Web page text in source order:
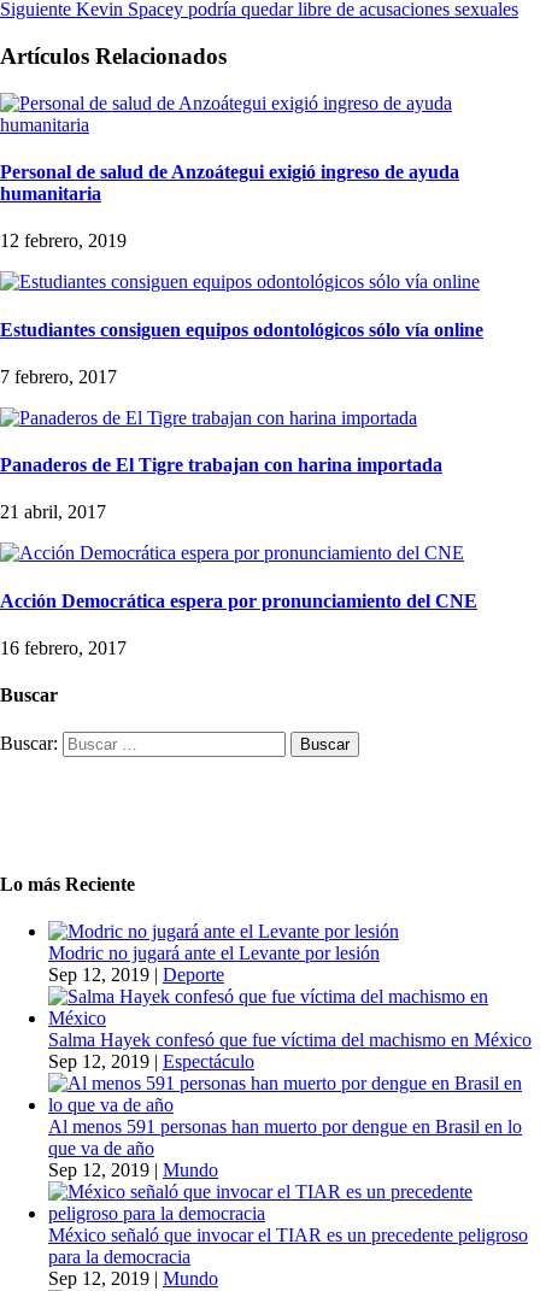
Siguiente Kevin Spacey podría quedar libre de acusaciones sexuales
Artículos Relacionados
Personal de salud de Anzoátegui exigió ingreso de ayuda
humanitaria
12 febrero, 2019
Estudiantes consiguen equipos odontológicos sólo vía online
7 febrero, 2017
Panaderos de El Tigre trabajan con harina importada
21 abril, 2017
Acción Democrática espera por pronunciamiento del CNE
16 febrero, 2017
Buscar
Buscar:
Lo más Reciente
Modric no jugará ante el Levante por lesión
Sep 12, 2019 | Deporte
Salma Hayek confesó que fue víctima del machismo en México
Sep 12, 2019 | Espectáculo
Al menos 591 personas han muerto por dengue en Brasil en lo
que va de año
Sep 12, 2019 | Mundo
México señaló que invocar el TIAR es un precedente peligroso
para la democracia
Sep 12, 2019 | Mundo